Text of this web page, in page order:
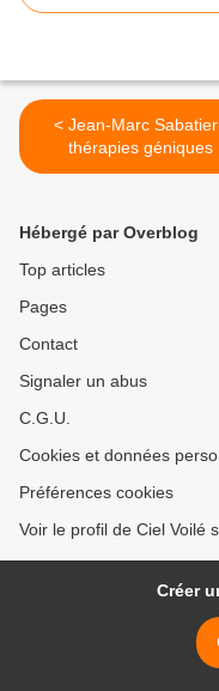
< Jean-Marc Sabatier :
thérapies géniques
Hébergé par Overblog
Top articles
Pages
Contact
Signaler un abus
C.G.U.
Cookies et données
Préférences cookies
Voir le profil de Ciel Voilé
Créer